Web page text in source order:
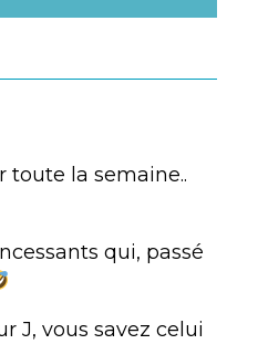
toute la semaine..
qui, passé
J, vous savez celui